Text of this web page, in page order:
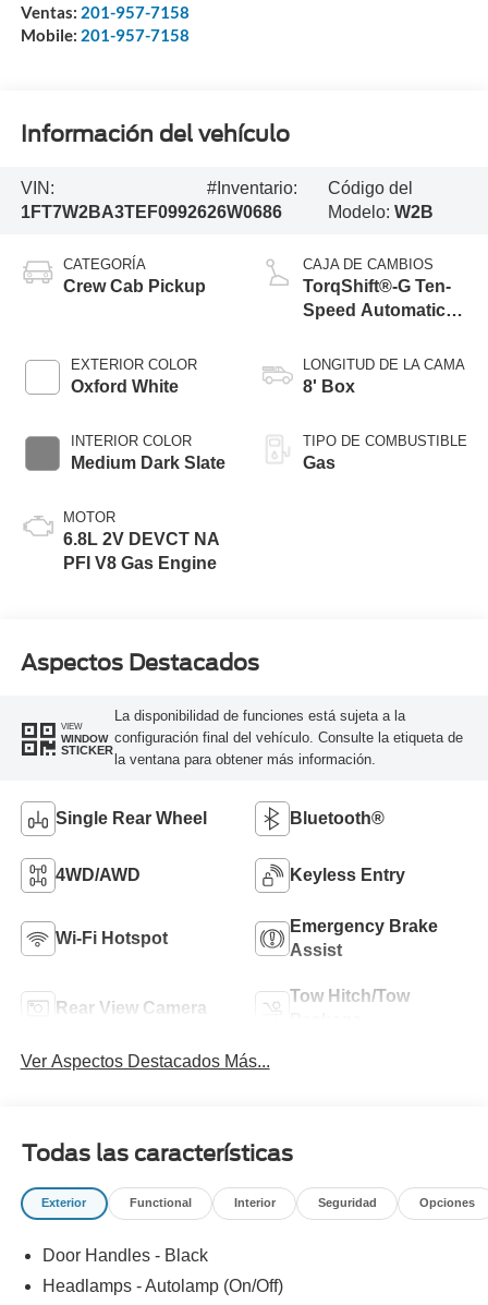
Ventas: 201-957-7158
Mobile: 201-957-7158
Información del vehículo
VIN:
1FT7W2BA3TEF09926
#Inventario:
26W0686
Código del
Modelo:W2B
CATEGORÍA
Crew Cab Pickup
EXTERIOR COLOR
Oxford White
INTERIOR COLOR
Medium Dark Slate
MOTOR
6.8L 2V DEVCT NA
PFI V8 Gas Engine
CAJA DE CAMBIOS
TorqShift®-G Ten-
Speed Automatic
Selectable Drive
Modes
LONGITUD DE LA CAMA
8' Box
TIPO DE COMBUSTIBLE
Gas
Aspectos Destacados
VIEW
WINDOW
STICKER
La disponibilidad de funciones está sujeta a la
configuración final del vehículo. Consulte la etiqueta de
la ventana para obtener más información.
Single Rear Wheel Bluetooth®
4WD/AWD Keyless Entry
Wi-Fi Hotspot
Emergency Brake
Assist
Rear View Camera
Tow Hitch/Tow
Ver Aspectos Destacados Más...
Todas las características
Exterior Functional Interior Seguridad Opciones
Door Handles - Black
Headlamps - Autolamp (On/Off)